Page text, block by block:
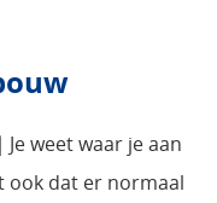
Je weet waar je aan
ook dat er normaal